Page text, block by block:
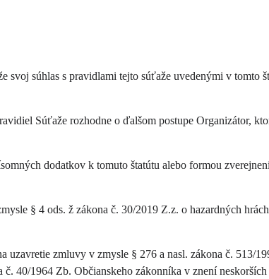
svoj súhlas s pravidlami tejto súťaže uvedenými v tomto
Súťaže rozhodne o ďalšom postupe Organizátor,
dodatkov k tomuto štatútu alebo formou
§ 4 ods. ž zákona č. 30/2019 Z.z. o hazardných
uzavretie zmluvy v zmysle § 276 a nasl. zákona č. 513/
40/1964 Zb. Občianskeho zákonníka v znení neskorších